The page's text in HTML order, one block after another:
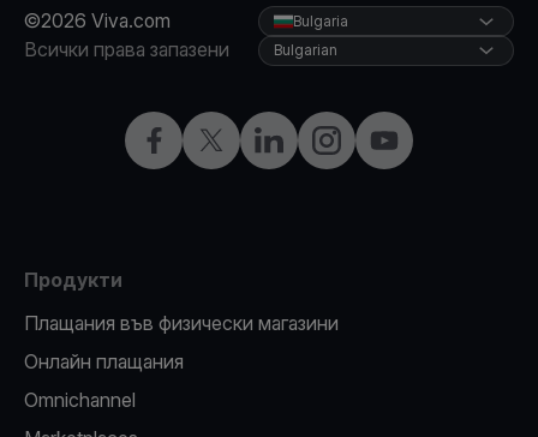
©2026 Viva.com
Всички права запазени
Facebook
X LinkedInInstagramYouTube
Bulgaria
Bulgarian
Продукти
Плащания във физически магазини
Oнлайн плащания
Omnichannel